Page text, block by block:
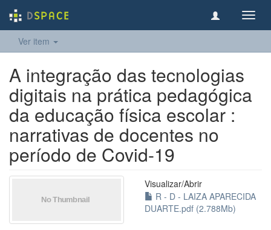
Ver item
A integração das tecnologias
digitais na prática pedagógica
da educação física escolar :
narrativas de docentes no
período de Covid-19
Visualizar/Abrir
R - D - LAIZA APARECIDA
DUARTE.pdf (2.788Mb)